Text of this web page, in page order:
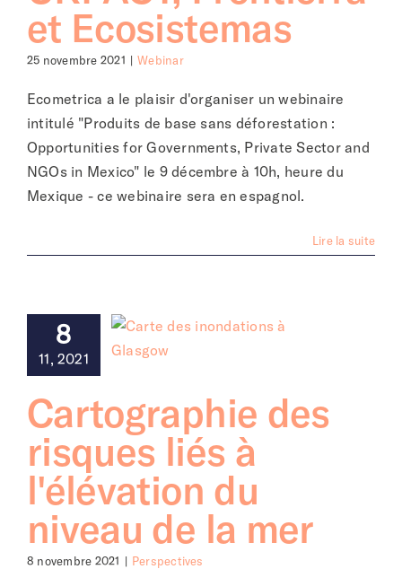
et Ecosistemas
25 novembre 2021 | Webinar
Ecometrica a le plaisir d'organiser un webinaire
intitulé "Produits de base sans déforestation :
Opportunities for Governments, Private Sector and
NGOs in Mexico" le 9 décembre à 10h, heure du
Mexique - ce webinaire sera en espagnol.
Lire la suite
8
11, 2021
Cartographie des
risques liés à
l'élévation du
niveau de la mer
8 novembre 2021 | Perspectives